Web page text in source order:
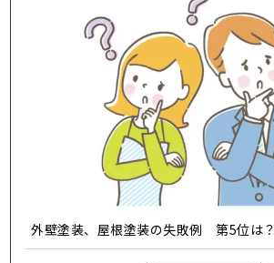
外壁塗装、屋根塗装の失敗例 第5位は？